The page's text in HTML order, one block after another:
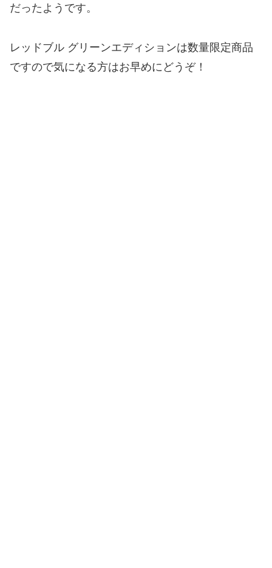
だったようです。
レッドブル グリーンエディションは数量限定商品
ですので気になる方はお早めにどうぞ！